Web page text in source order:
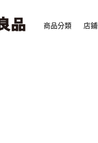
商品分類 店